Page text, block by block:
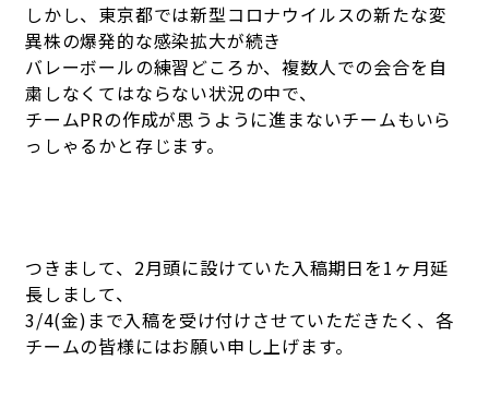
しかし、東京都では新型コロナウイルスの新たな変
異株の爆発的な感染拡大が続き
バレーボールの練習どころか、複数人での会合を自
粛しなくてはならない状況の中で、
チームPRの作成が思うように進まないチームもいら
っしゃるかと存じます。
つきまして、2月頭に設けていた入稿期日を1ヶ月延
長しまして、
3/4(金)まで入稿を受け付けさせていただきたく、各
チームの皆様にはお願い申し上げます。